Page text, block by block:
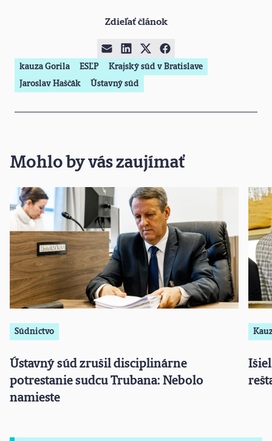
Zdieľať článok
kauza Gorila ESĽP
Krajský súd v Bratislave
Jaroslav Haščák
Ústavný súd
Mohlo by vás zaujímať
Súdnictvo
Ústavný súd zrušil disciplinárne
potrestanie sudcu Trubana: Nebolo
namieste